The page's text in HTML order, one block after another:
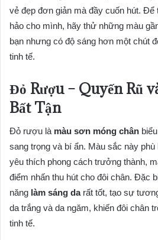
vẻ đẹp đơn giản mà đầy cuốn hút. Để
hảo cho mình, hãy thử những màu
bạn nhưng có độ sáng hơn một chút
tinh tế.
Đỏ Rượu – Quyến Rũ
Bất Tận
Đỏ rượu là màu sơn móng chân
sang trọng và bí ẩn. Màu sắc này
yêu thích phong cách trưởng thành,
điểm nhấn thu hút cho đôi chân. Đặc
năng làm sáng darất tốt, tạo sự
da trắng và da ngăm, khiến đôi chân
tinh tế.